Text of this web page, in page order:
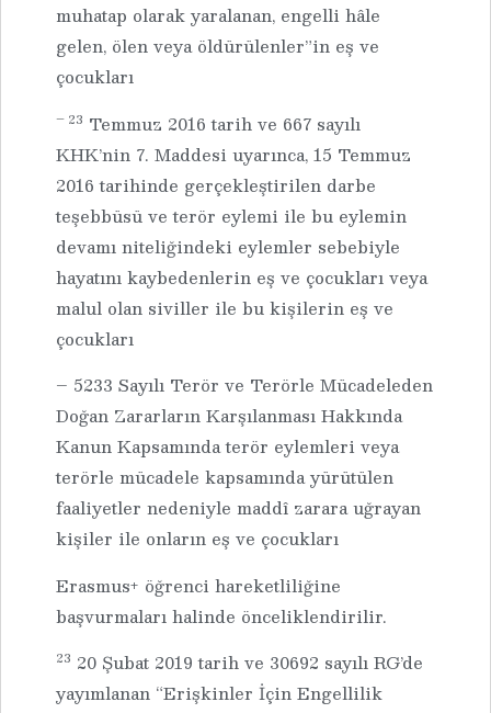
muhatap olarak yaralanan, engelli hâle
gelen, ölen veya öldürülenler”in eş ve
çocukları
– 23 Temmuz 2016 tarih ve 667 sayılı
KHK’nin 7. Maddesi uyarınca, 15 Temmuz
2016 tarihinde gerçekleştirilen darbe
teşebbüsü ve terör eylemi ile bu eylemin
devamı niteliğindeki eylemler sebebiyle
hayatını kaybedenlerin eş ve çocukları veya
malul olan siviller ile bu kişilerin eş ve
çocukları
– 5233 Sayılı Terör ve Terörle Mücadeleden
Doğan Zararların Karşılanması Hakkında
Kanun Kapsamında terör eylemleri veya
terörle mücadele kapsamında yürütülen
faaliyetler nedeniyle maddî zarara uğrayan
kişiler ile onların eş ve çocukları
Erasmus+ öğrenci hareketliliğine
başvurmaları halinde önceliklendirilir.
23 20 Şubat 2019 tarih ve 30692 sayılı RG’de
yayımlanan “Erişkinler İçin Engellilik